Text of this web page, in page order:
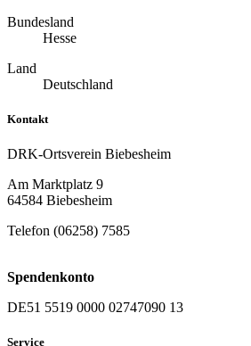
Bundesland
Hesse
Land
Deutschland
Kontakt
DRK-Ortsverein Biebesheim
Am Marktplatz 9
64584 Biebesheim
Telefon (06258) 7585
Spendenkonto
DE51 5519 0000 02747090 13
Service